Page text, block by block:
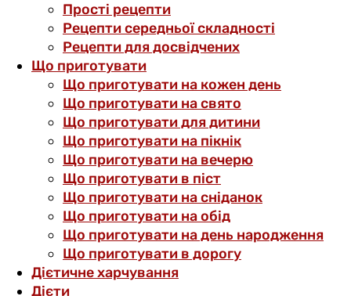
Прості рецепти
Рецепти середньої складності
Рецепти для досвідчених
Що приготувати
Що приготувати на кожен день
Що приготувати на свято
Що приготувати для дитини
Що приготувати на пікнік
Що приготувати на вечерю
Що приготувати в піст
Що приготувати на сніданок
Що приготувати на обід
Що приготувати на день народження
Що приготувати в дорогу
Дієтичне харчування
Дієти